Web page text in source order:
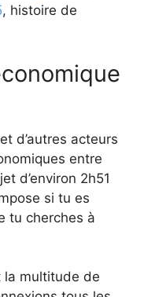
, histoire de
d’autres acteurs
entre
d’environ 2h51
si tu es
tu cherches à
la multitude de